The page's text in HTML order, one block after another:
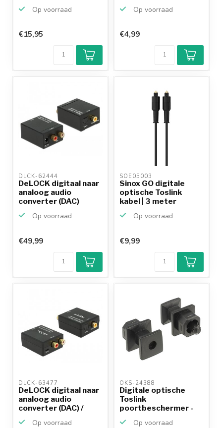
Op voorraad
€15,95
Op voorraad
€4,99
DLCK-62444
DeLOCK digitaal naar
analoog audio
converter (DAC)
Op voorraad
€49,99
SOE05003
Sinox GO digitale
optische Toslink
kabel | 3 meter
Op voorraad
9,2/10
Achteraf
betalen mogelijk
€9,99
DLCK-63477
DeLOCK digitaal naar
analoog audio
converter (DAC) /
Op voorraad
OKS-24388
Digitale optische
Toslink
poortbeschermer -
Op voorraad